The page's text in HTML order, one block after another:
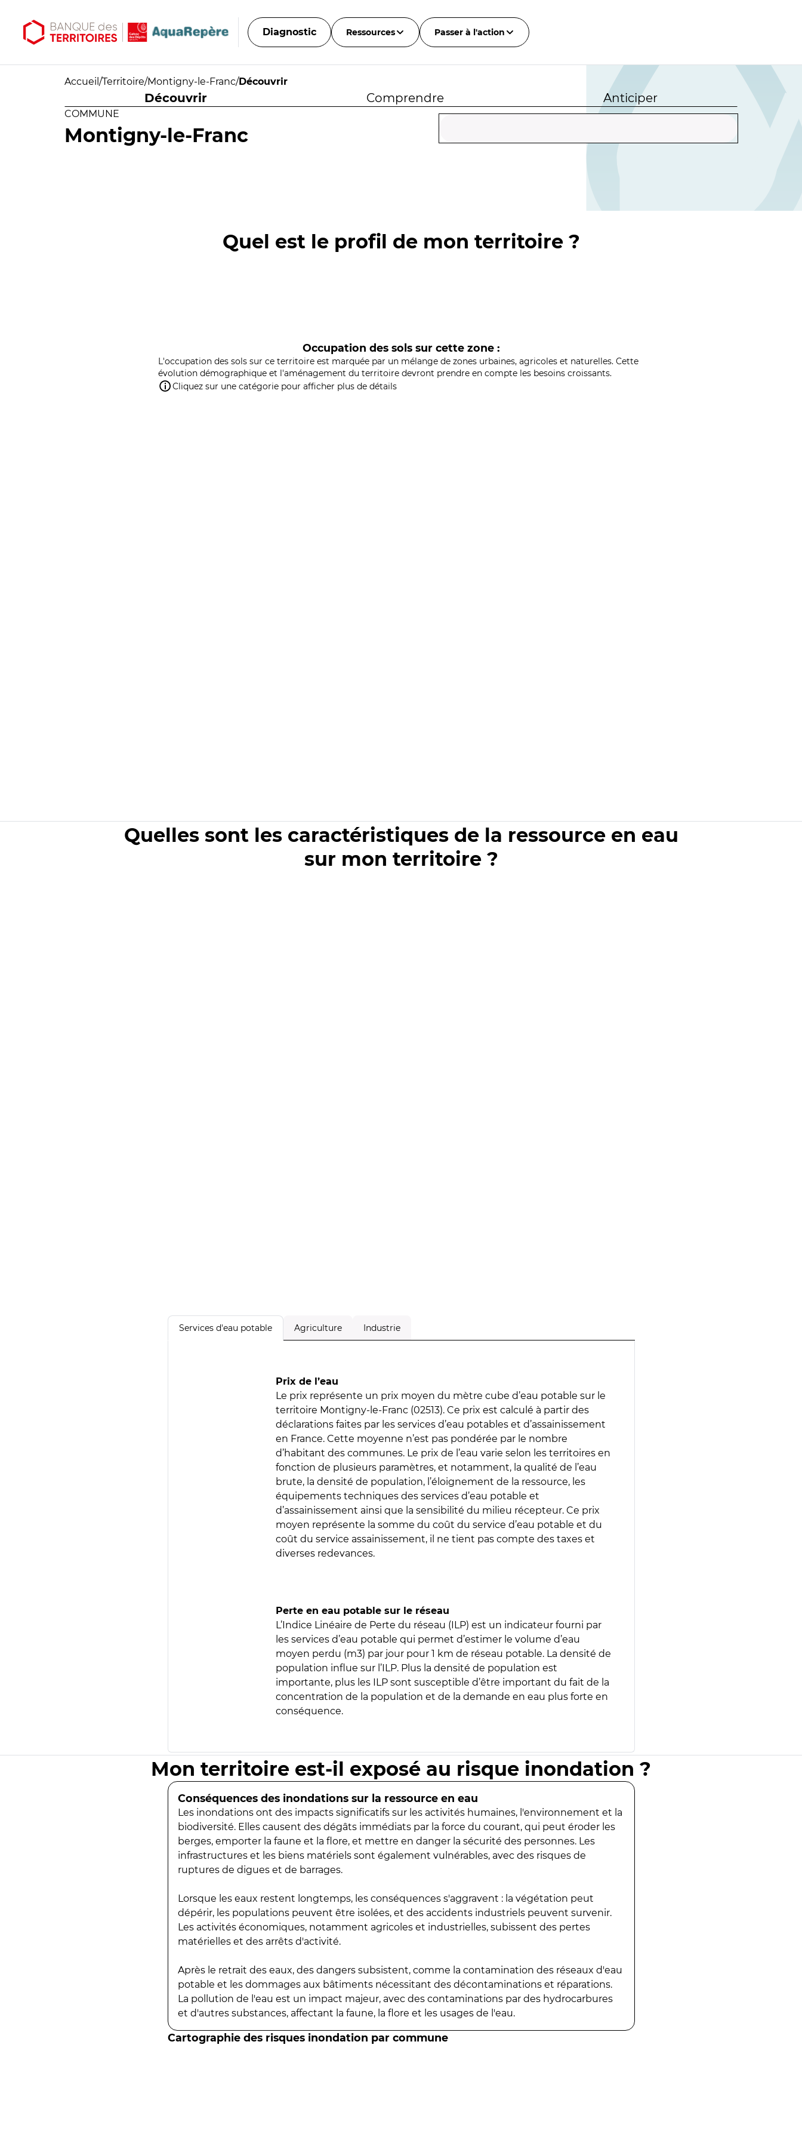
Diagnostic Ressources Passer à l'action
Accueil /Territoire/Montigny-le-Franc/Découvrir
Découvrir Comprendre Anticiper
COMMUNE
Montigny-le-Franc
Quel est le profil de mon territoire ?
Occupation des sols sur cette zone :
L'occupation des sols sur ce territoire est marquée par un mélange de zones urbaines, agricoles et naturelles. Cette
évolution démographique et l'aménagement du territoire devront prendre en compte les besoins croissants.
Cliquez sur une catégorie pour afficher plus de détails
Quelles sont les caractéristiques de la ressource en eau
sur mon territoire ?
Services d'eau potable Agriculture Industrie
Prix de l’eau
Le prix représente un prix moyen du mètre cube d’eau potable sur le
territoire Montigny-le-Franc (02513). Ce prix est calculé à partir des
déclarations faites par les services d’eau potables et d’assainissement
en France. Cette moyenne n’est pas pondérée par le nombre
d’habitant des communes. Le prix de l’eau varie selon les territoires en
fonction de plusieurs paramètres, et notamment, la qualité de l’eau
brute, la densité de population, l’éloignement de la ressource, les
équipements techniques des services d’eau potable et
d’assainissement ainsi que la sensibilité du milieu récepteur. Ce prix
moyen représente la somme du coût du service d’eau potable et du
coût du service assainissement, il ne tient pas compte des taxes et
diverses redevances.
Perte en eau potable sur le réseau
L’Indice Linéaire de Perte du réseau (ILP) est un indicateur fourni par
les services d’eau potable qui permet d’estimer le volume d’eau
moyen perdu (m3) par jour pour 1 km de réseau potable. La densité de
population influe sur l’ILP. Plus la densité de population est
importante, plus les ILP sont susceptible d’être important du fait de la
concentration de la population et de la demande en eau plus forte en
conséquence.
Mon territoire est-il exposé au risque inondation ?
Conséquences des inondations sur la ressource en eau
Les inondations ont des impacts significatifs sur les activités humaines, l'environnement et la
biodiversité. Elles causent des dégâts immédiats par la force du courant, qui peut éroder les
berges, emporter la faune et la flore, et mettre en danger la sécurité des personnes. Les
infrastructures et les biens matériels sont également vulnérables, avec des risques de
ruptures de digues et de barrages.
Lorsque les eaux restent longtemps, les conséquences s'aggravent : la végétation peut
dépérir, les populations peuvent être isolées, et des accidents industriels peuvent survenir.
Les activités économiques, notamment agricoles et industrielles, subissent des pertes
matérielles et des arrêts d'activité.
Après le retrait des eaux, des dangers subsistent, comme la contamination des réseaux d'eau
potable et les dommages aux bâtiments nécessitant des décontaminations et réparations.
La pollution de l'eau est un impact majeur, avec des contaminations par des hydrocarbures
et d'autres substances, affectant la faune, la flore et les usages de l'eau.
Cartographie des risques inondation par commune